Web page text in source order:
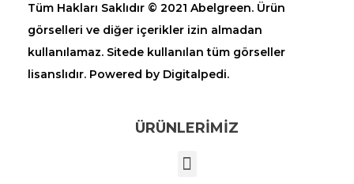
Tüm Hakları Saklıdır © 2021 Abelgreen. Ürün
görselleri ve diğer içerikler izin almadan
kullanılamaz. Sitede kullanılan tüm görseller
lisanslıdır. Powered by Digitalpedi.
ÜRÜNLERİMİZ